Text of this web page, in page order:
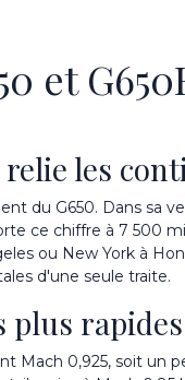
et
les
du G650. Dans sa
ce chiffre à 7 500
ou New York à
d'une seule traite.
plus
Mach 0,925, soit un